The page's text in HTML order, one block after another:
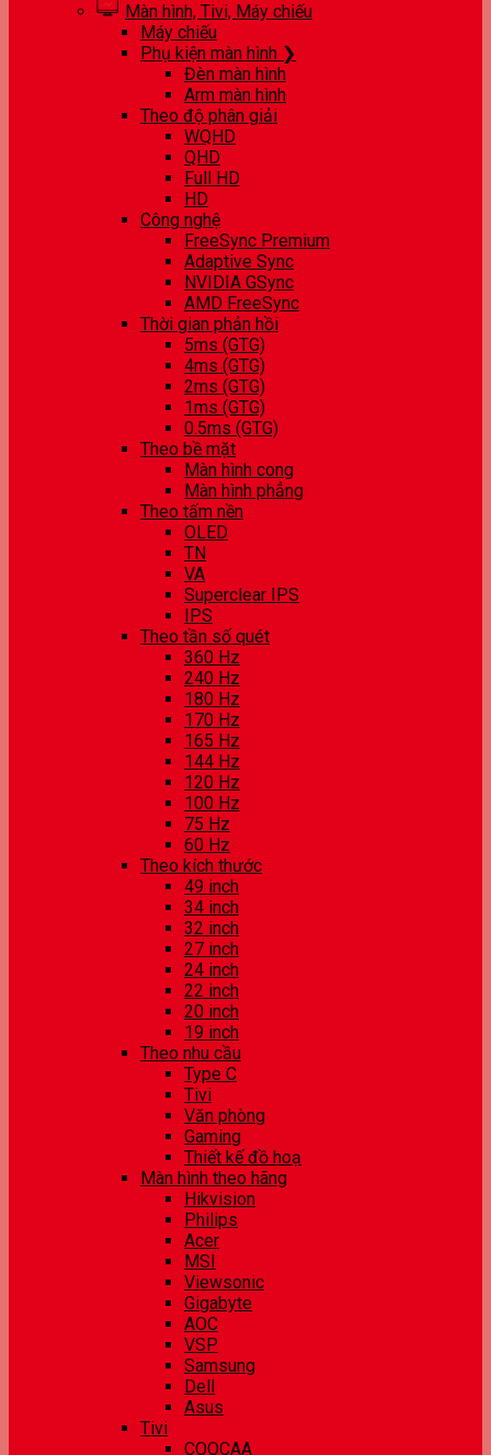
Màn hình, Tivi, Máy chiếu
Máy chiếu
Phụ kiện màn hình ❯
Đèn màn hình
Arm màn hình
Theo độ phân giải
WQHD
QHD
Full HD
HD
Công nghệ
FreeSync Premium
Adaptive Sync
NVIDIA GSync
AMD FreeSync
Thời gian phản hồi
5ms (GTG)
4ms (GTG)
2ms (GTG)
1ms (GTG)
0.5ms (GTG)
Theo bề mặt
Màn hình cong
Màn hình phẳng
Theo tấm nền
OLED
TN
VA
Superclear IPS
IPS
Theo tần số quét
360 Hz
240 Hz
180 Hz
170 Hz
165 Hz
144 Hz
120 Hz
100 Hz
75 Hz
60 Hz
Theo kích thước
49 inch
34 inch
32 inch
27 inch
24 inch
22 inch
20 inch
19 inch
Theo nhu cầu
Type C
Tivi
Văn phòng
Gaming
Thiết kế đồ hoạ
Màn hình theo hãng
Hikvision
Philips
Acer
MSI
Viewsonic
Gigabyte
AOC
VSP
Samsung
Dell
Asus
Tivi
COOCAA